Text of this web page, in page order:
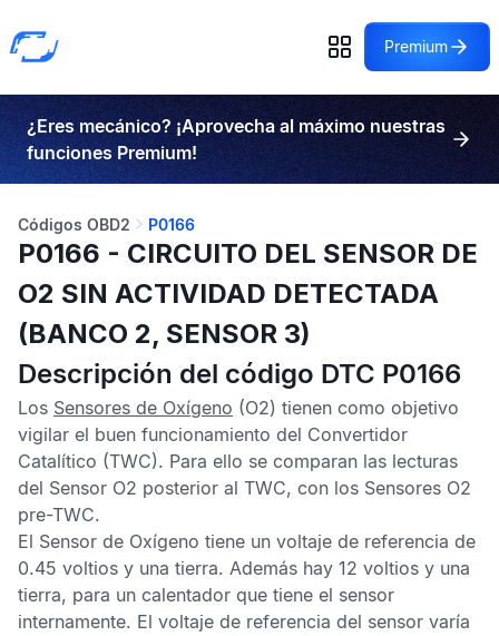
Premium
¿Eres mecánico? ¡Aprovecha al máximo nuestras
funciones Premium!
Códigos OBD2 P0166
P0166 - CIRCUITO DEL SENSOR DE
O2 SIN ACTIVIDAD DETECTADA
(BANCO 2, SENSOR 3)
Descripción del código DTC P0166
Los Sensores de Oxígeno (O2) tienen como objetivo
vigilar el buen funcionamiento del Convertidor
Catalítico (TWC). Para ello se comparan las lecturas
del Sensor O2 posterior al TWC, con los Sensores O2
pre-TWC.
El Sensor de Oxígeno tiene un voltaje de referencia de
0.45 voltios y una tierra. Además hay 12 voltios y una
tierra, para un calentador que tiene el sensor
internamente. El voltaje de referencia del sensor varía